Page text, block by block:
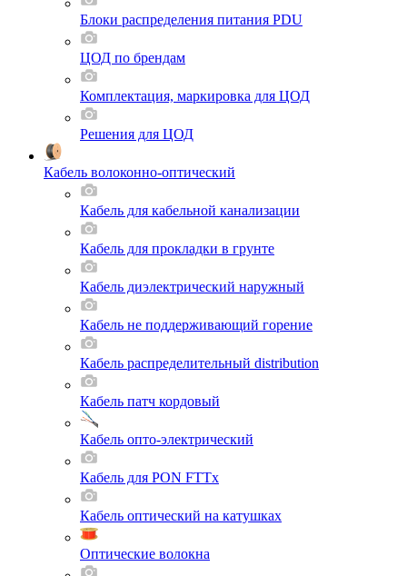
Блоки распределения питания PDU
ЦОД по брендам
Комплектация, маркировка для ЦОД
Решения для ЦОД
Кабель волоконно-оптический
Кабель для кабельной канализации
Кабель для прокладки в грунте
Кабель диэлектрический наружный
Кабель не поддерживающий горение
Кабель распределительный distribution
Кабель патч кордовый
Кабель опто-электрический
Кабель для PON FTTx
Кабель оптический на катушках
Оптические волокна